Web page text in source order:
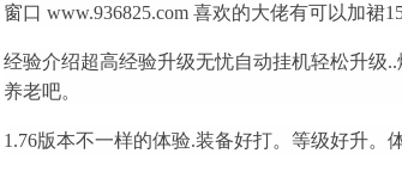
窗口www.936825.com 喜欢的大佬有可以加裙
经验介绍超高经验升级无忧自动挂机轻松升级
养老吧。
1.76版本不一样的体验.装备好打。等级好升。